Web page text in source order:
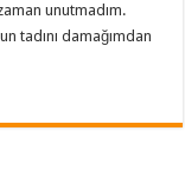
unutmadım.
tadını damağımdan